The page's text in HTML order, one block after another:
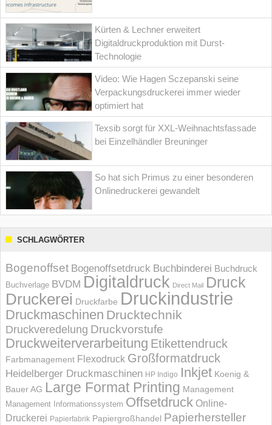
Kürten & Lechner erweitert
Digitaldruckproduktion mit Durst-
Technologie
Video: Wie Hagen Sczepanski seine
Verpackungsdruckerei immer wieder
optimiert hat
Texsib sorgt für XXL-Weihnachtsfassade
bei Einzelhändler Breuninger
So hat sich Primus zu einer besonderen
Onlinedruckerei gewandelt
SCHLAGWÖRTER
Bogenoffset Bogenoffsetdruck Buchbinderei Buchdruck
Buchverlage BVDM Digitaldruck Direct Mail Druck
Druckerei Druckfarbe Druckindustrie
Druckmaschinen Drucktechnik
Druckveredelung Druckvorstufe
Druckweiterverarbeitung Etikettendruck
Farbmanagement Flexodruck Großformatdruck
Heidelberger Druckmaschinen HP Indigo Inkjet Koenig &
Bauer AG Large Format Printing Management
Management Informations­system Offsetdruck Online-
Druckerei Papierfabrik Papiergroßhandel Papierhersteller